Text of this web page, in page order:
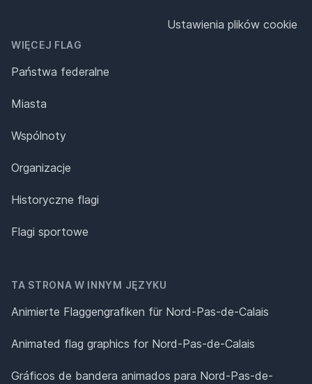
WIĘCEJ FLAG
Państwa federalne
Miasta
Wspólnoty
Organizacje
Historyczne flagi
Flagi sportowe
Ustawienia plików cookie
TA STRONA W INNYM JĘZYKU
Animierte Flaggengrafiken für Nord-Pas-de-Calais
Animated flag graphics for Nord-Pas-de-Calais
Gráficos de bandera animados para Nord-Pas-de-